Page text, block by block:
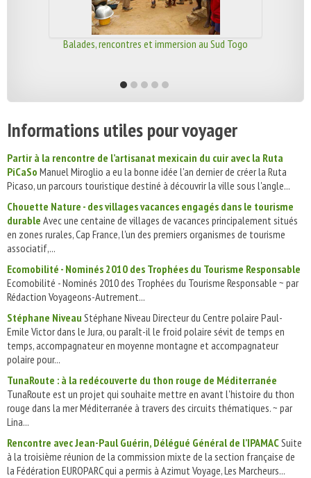
Balades, rencontres et immersion au Sud Togo
Informations utiles pour voyager
Partir à la rencontre de l’artisanat mexicain du cuir avec la Ruta
PiCaSo Manuel Miroglio a eu la bonne idée l'an dernier de créer la Ruta
Picaso, un parcours touristique destiné à découvrir la ville sous l'angle...
Chouette Nature - des villages vacances engagés dans le tourisme
durable Avec une centaine de villages de vacances principalement situés
en zones rurales, Cap France, l'un des premiers organismes de tourisme
associatif,...
Ecomobilité - Nominés 2010 des Trophées du Tourisme Responsable
Ecomobilité - Nominés 2010 des Trophées du Tourisme Responsable ~ par
Rédaction Voyageons-Autrement...
Stéphane NiveauStéphane Niveau Directeur du Centre polaire Paul-
Emile Victor dans le Jura, ou paraît-il le froid polaire sévit de temps en
temps, accompagnateur en moyenne montagne et accompagnateur
polaire pour...
TunaRoute : à la redécouverte du thon rouge de Méditerranée
TunaRoute est un projet qui souhaite mettre en avant l'histoire du thon
rouge dans la mer Méditerranée à travers des circuits thématiques. ~ par
Lina...
Rencontre avec Jean-Paul Guérin, Délégué Général de l’IPAMACSuite
à la troisième réunion de la commission mixte de la section française de
la Fédération EUROPARC qui a permis à Azimut Voyage, Les Marcheurs...